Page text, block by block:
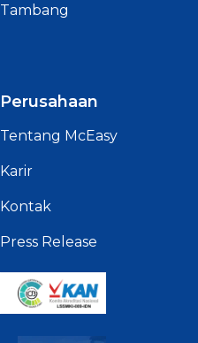
Tambang
Perusahaan
Tentang McEasy
Karir
Kontak
Press Release